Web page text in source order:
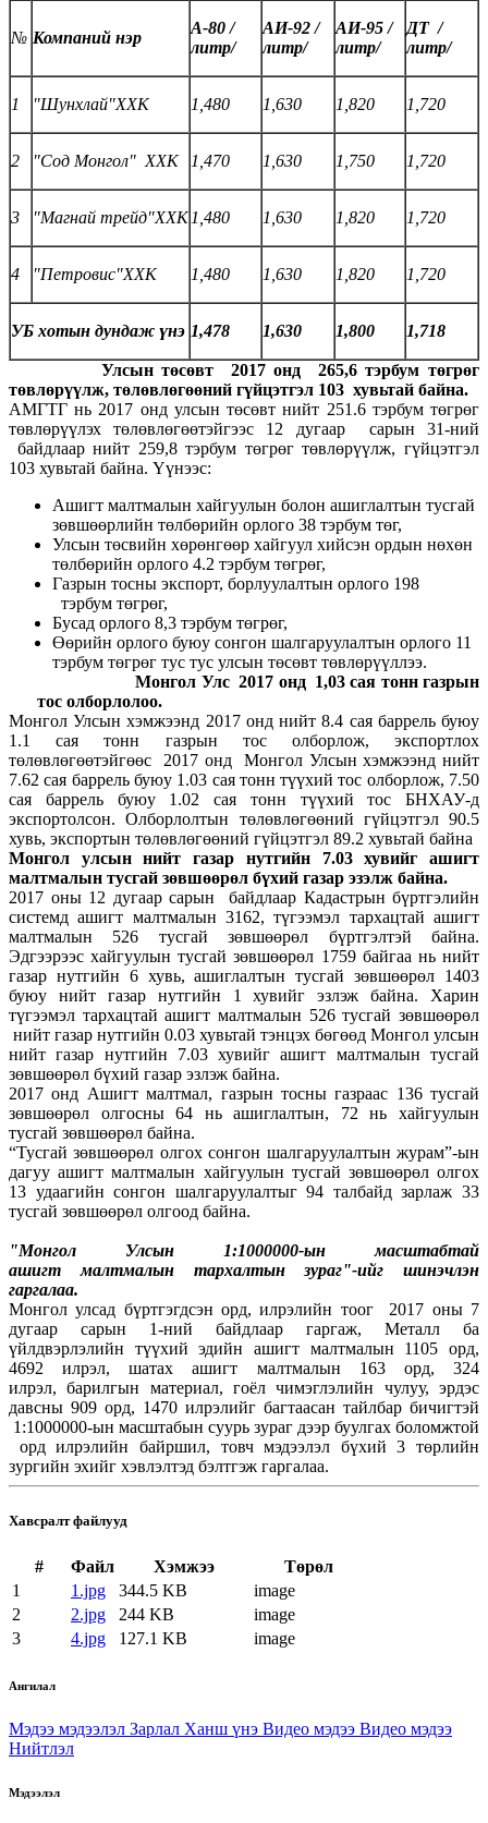
№ Компаний нэр
А-80 /
литр/
АИ-92 /
литр/
АИ-95 /
литр/
ДТ /
литр/
1 "Шунхлай"ХХК 1,480 1,630 1,820 1,720
2 "Сод Монгол" ХХК 1,470 1,630 1,750 1,720
3 "Магнай трейд"ХХК1,480 1,630 1,820 1,720
4 "Петровис"ХХК 1,480 1,630 1,820 1,720
УБ хотын дундаж үнэ 1,478 1,630 1,800 1,718
Улсын төсөвт 2017 онд 265,6 тэрбум төгрөг
төвлөрүүлж, төлөвлөгөөний гүйцэтгэл 103 хувьтай байна.
АМГТГ нь 2017 онд улсын төсөвт нийт 251.6 тэрбум төгрөг
төвлөрүүлэх төлөвлөгөөтэйгээс 12 дугаар сарын 31-ний
байдлаар нийт 259,8 тэрбум төгрөг төвлөрүүлж, гүйцэтгэл
103 хувьтай байна. Үүнээс:
Ашигт малтмалын хайгуулын болон ашиглалтын тусгай
зөвшөөрлийн төлбөрийн орлого 38 тэрбум төг,
Улсын төсвийн хөрөнгөөр хайгуул хийсэн ордын нөхөн
төлбөрийн орлого 4.2 тэрбум төгрөг,
Газрын тосны экспорт, борлуулалтын орлого 198
тэрбум төгрөг,
Бусад орлого 8,3 тэрбум төгрөг,
Өөрийн орлого буюу сонгон шалгаруулалтын орлого 11
тэрбум төгрөг тус тус улсын төсөвт төвлөрүүллээ.
Монгол Улс 2017 онд 1,03 сая тонн газрын
тос олборлолоо.
Монгол Улсын хэмжээнд 2017 онд нийт 8.4 сая баррель буюу
1.1 сая тонн газрын тос олборлож, экспортлох
төлөвлөгөөтэйгөөс 2017 онд Монгол Улсын хэмжээнд нийт
7.62 сая баррель буюу 1.03 сая тонн түүхий тос олборлож, 7.50
сая баррель буюу 1.02 сая тонн түүхий тос БНХАУ-д
экспортолсон. Олборлолтын төлөвлөгөөний гүйцэтгэл 90.5
хувь, экспортын төлөвлөгөөний гүйцэтгэл 89.2 хувьтай байна
Монгол улсын нийт газар нутгийн 7.03 хувийг ашигт
малтмалын тусгай зөвшөөрөл бүхий газар эзэлж байна.
2017 оны 12 дугаар сарын байдлаар Кадастрын бүртгэлийн
системд ашигт малтмалын 3162, түгээмэл тархацтай ашигт
малтмалын 526 тусгай зөвшөөрөл бүртгэлтэй байна.
Эдгээрээс хайгуулын тусгай зөвшөөрөл 1759 байгаа нь нийт
газар нутгийн 6 хувь, ашиглалтын тусгай зөвшөөрөл 1403
буюу нийт газар нутгийн 1 хувийг эзлэж байна. Харин
түгээмэл тархацтай ашигт малтмалын 526 тусгай зөвшөөрөл
нийт газар нутгийн 0.03 хувьтай тэнцэх бөгөөд Монгол улсын
нийт газар нутгийн 7.03 хувийг ашигт малтмалын тусгай
зөвшөөрөл бүхий газар эзлэж байна.
2017 онд Ашигт малтмал, газрын тосны газраас 136 тусгай
зөвшөөрөл олгосны 64 нь ашиглалтын, 72 нь хайгуулын
тусгай зөвшөөрөл байна.
“Тусгай зөвшөөрөл олгох сонгон шалгаруулалтын журам”-ын
дагуу ашигт малтмалын хайгуулын тусгай зөвшөөрөл олгох
13 удаагийн сонгон шалгаруулалтыг 94 талбайд зарлаж 33
тусгай зөвшөөрөл олгоод байна.
"Монгол Улсын 1:1000000-ын масштабтай
ашигтмалтмалын тархалтын зураг"-ийг шинэчлэн
гаргалаа.
Монгол улсад бүртгэгдсэн орд, илрэлийн тоог 2017 оны 7
дугаар сарын 1-ний байдлаар гаргаж, Металл ба
үйлдвэрлэлийн түүхий эдийн ашигт малтмалын 1105 орд,
4692 илрэл, шатах ашигт малтмалын 163 орд, 324
илрэл, барилгын материал, гоёл чимэглэлийн чулуу, эрдэс
давсны 909 орд, 1470 илрэлийг багтаасан тайлбар бичигтэй
1:1000000-ын масштабын суурь зураг дээр буулгах боломжтой
орд илрэлийн байршил, товч мэдээлэл бүхий 3 төрлийн
зургийн эхийг хэвлэлтэд бэлтгэж гаргалаа.
Хавсралт файлууд
# Файл Хэмжээ
Төрөл
1
1.jpg 344.5 KB
image
2
2.jpg 244 KB
image
3
4.jpg 127.1 KB image
Ангилал
Мэдээ мэдээлэл Зарлал Ханш үнэ Видео мэдээ Видео мэдээ
Нийтлэл
Мэдээлэл